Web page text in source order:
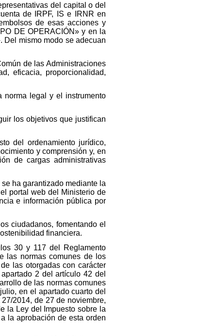
del capital o del
de IRPF, IS e IRNR en
de esas acciones y
DE OPERACIÓN» y en la
Del mismo modo se adecuan
de las Administraciones
eficacia, proporcionalidad,
legal y el instrumento
los objetivos que justifican
del ordenamiento jurídico,
y comprensión y, en
de cargas administrativas
ha garantizado mediante la
portal web del Ministerio de
e información pública por
ciudadanos, fomentando el
financiera.
30 y 117 del Reglamento
las normas comunes de los
las otorgadas con carácter
2 del artículo 42 del
de las normas comunes
en el apartado cuarto del
2014, de 27 de noviembre,
la Ley del Impuesto sobre la
la aprobación de esta orden